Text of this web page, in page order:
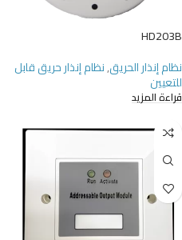
HD203B
نظام إنذار الحريق,نظام إنذار حريق قابل
للتعيين
قراءة المزيد